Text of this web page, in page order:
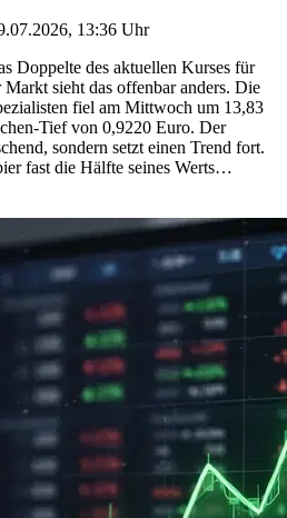
13:36 Uhr
Doppelte des aktuellen Kurses für
sieht das offenbar anders. Die
fiel am Mittwoch um 13,83
Tief von 0,9220 Euro. Der
sondern setzt einen Trend fort.
fast die Hälfte seines Werts…